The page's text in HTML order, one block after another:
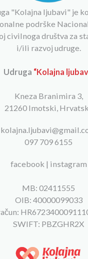
"Kolajna ljubavi" je
podrške
civilnoga društva za
i/ili razvoj udruge.
Udruga “Kolajna
Kneza Branimira 3,
21260 Imotski,
097 709 6155
facebook | instagram
MB: 02411555
OIB: 40000099033
SWIFT: PBZGHR2X